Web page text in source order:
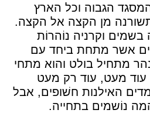
הגבוה וכל הארץ
מן הקצה אל הקצה.
וקרניה נוֹהרוֹת
אשר מתחת ביחד עם
מתחיל בולט והוא מתחי
מעט, עוד רק מעט
האילנות חשׁופים, אבל
נוֹשמים בתחייה.